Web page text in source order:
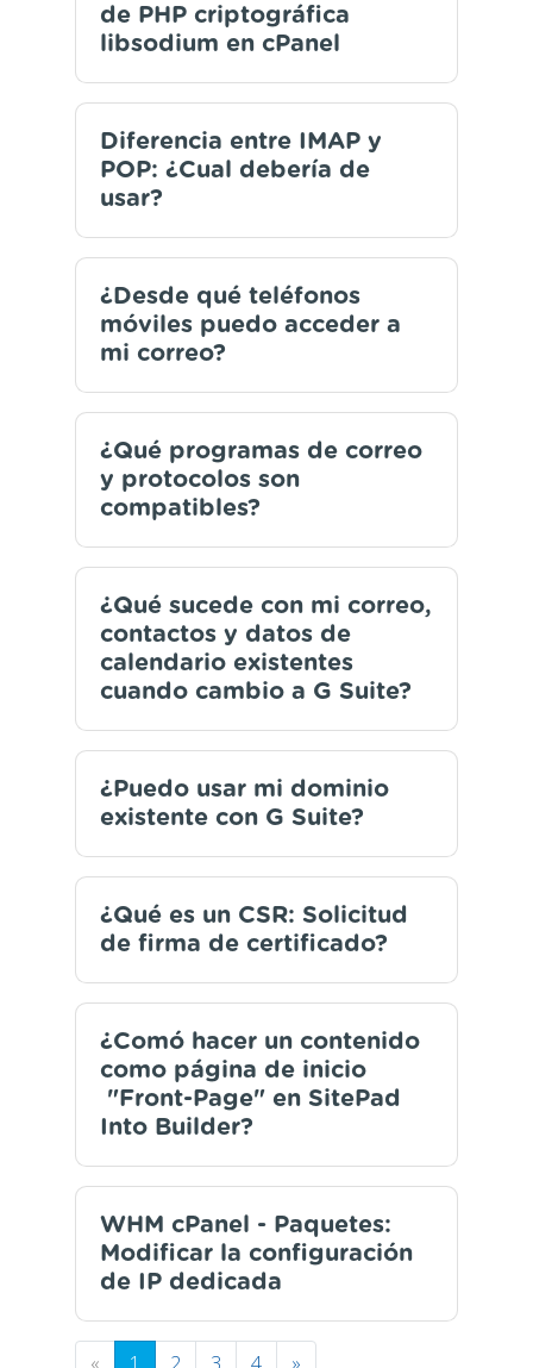
de PHP criptográfica
libsodium en cPanel
Diferencia entre IMAP y
POP: ¿Cual debería de
usar?
¿Desde qué teléfonos
móviles puedo acceder a
mi correo?
¿Qué programas de correo
y protocolos son
compatibles?
¿Qué sucede con mi correo,
contactos y datos de
calendario existentes
cuando cambio a G Suite?
¿Puedo usar mi dominio
existente con G Suite?
¿Qué es un CSR: Solicitud
de firma de certificado?
¿Comó hacer un contenido
como página de inicio
"Front-Page" en SitePad
Into Builder?
WHM cPanel - Paquetes:
Modificar la configuración
de IP dedicada